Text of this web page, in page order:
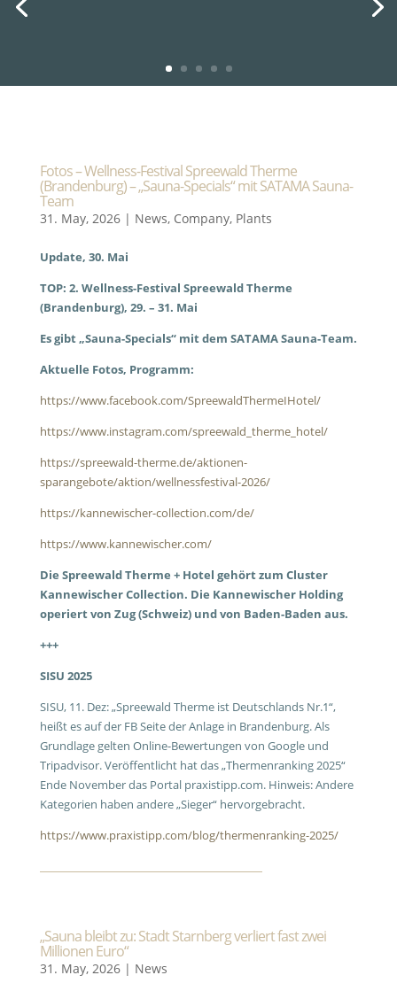
Fotos – Wellness-Festival Spreewald Therme
(Brandenburg) – „Sauna-Specials“ mit SATAMA Sauna-
Team
31. May, 2026| News, Company, Plants
Update, 30. Mai
TOP: 2. Wellness-Festival Spreewald Therme
(Brandenburg), 29. – 31. Mai
Es gibt „Sauna-Specials“ mit dem SATAMA Sauna-Team.
Aktuelle Fotos, Programm:
https://www.facebook.com/SpreewaldThermeIHotel/
https://www.instagram.com/spreewald_therme_hotel/
https://spreewald-therme.de/aktionen-
sparangebote/aktion/wellnessfestival-2026/
https://kannewischer-collection.com/de/
https://www.kannewischer.com/
Die Spreewald Therme + Hotel gehört zum Cluster
Kannewischer Collection. Die Kannewischer Holding
operiert von Zug (Schweiz) und von Baden-Baden aus.
+++
SISU 2025
SISU, 11. Dez: „Spreewald Therme ist Deutschlands Nr.1“,
heißt es auf der FB Seite der Anlage in Brandenburg. Als
Grundlage gelten Online-Bewertungen von Google und
Tripadvisor. Veröffentlicht hat das „Thermenranking 2025“
Ende November das Portal praxistipp.com. Hinweis: Andere
Kategorien haben andere „Sieger“ hervorgebracht.
https://www.praxistipp.com/blog/thermenranking-2025/
„Sauna bleibt zu: Stadt Starnberg verliert fast zwei
Millionen Euro“
31. May, 2026| News